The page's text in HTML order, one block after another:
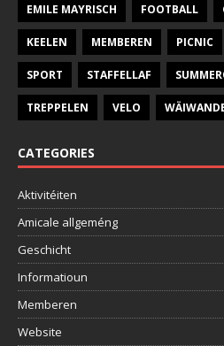
EMILE MAYRISCH FOOTBALL
KEELEN MEMBEREN PICNIC
SPORT STAFFELLAF
TREPPELEN VELO
CATEGORIES
Aktivitéiten
Amicale allgeméng
Geschicht
Informatioun
Memberen
Website